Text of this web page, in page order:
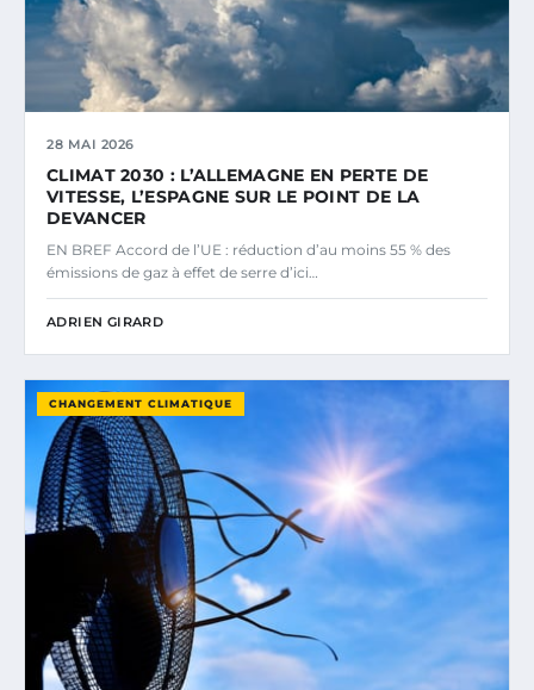
28 MAI 2026
CLIMAT 2030 : L’ALLEMAGNE EN PERTE DE
VITESSE, L’ESPAGNE SUR LE POINT DE LA
DEVANCER
EN BREF Accord de l’UE : réduction d’au moins 55 % des
émissions de gaz à effet de serre d’ici…
ADRIEN GIRARD
CHANGEMENT CLIMATIQUE